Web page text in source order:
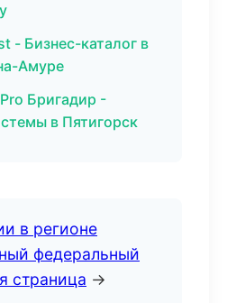
- Бизнес-каталог в
Амуре
Бригадир -
в Пятигорск
в регионе
федеральный
страница →